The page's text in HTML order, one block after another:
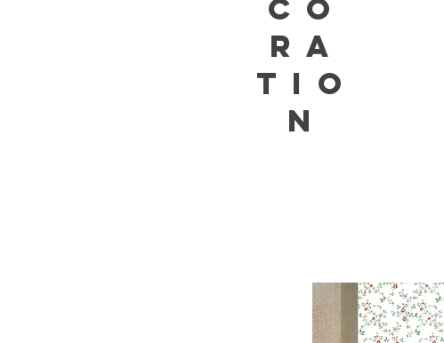
co
ra
tio
n